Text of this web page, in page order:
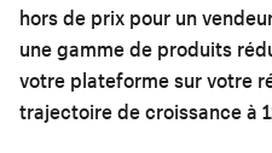
hors de prix pour un
une gamme de produits
votre plateforme sur votre
trajectoire de croissance à